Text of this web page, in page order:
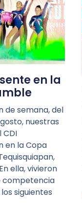
en la
de semana, del
nuestras
CDI
en la Copa
ella, vivieron
competencia
siguientes